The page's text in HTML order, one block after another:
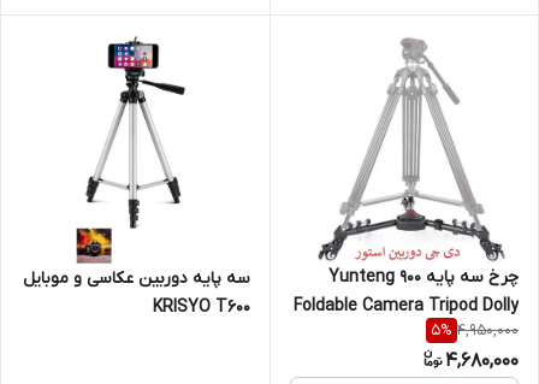
چرخ سه پایه Yunteng 900
Foldable Camera Tripod Dolly
With Portable Bag
4,950,000
5%
4,680,000
سه پایه دوربین عکاسی و موبایل
KRISYO T600